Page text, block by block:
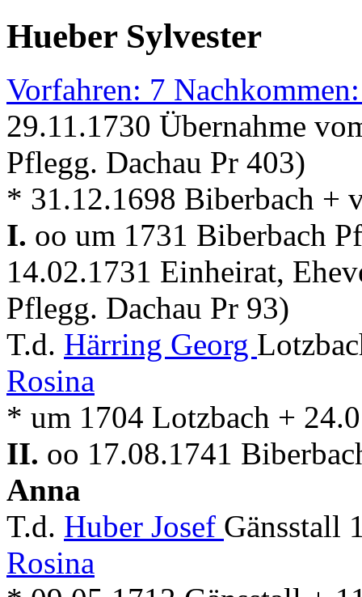
Hueber Sylvester
Vorfahren: 7
29.11.1730 Übernahme
Pflegg. Dachau Pr 403)
* 31.12.1698 Biberbach +
I. oo um 1731 Biberbach
14.02.1731 Einheirat,
Pflegg. Dachau Pr 93)
T.d. Härring Georg
Rosina
* um 1704 Lotzbach +
II. oo 17.08.1741
Anna
T.d. Huber Josef Gänsstall
Rosina